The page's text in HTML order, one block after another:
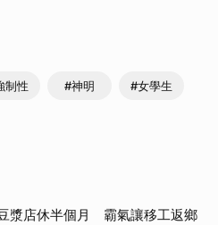
制性 #神明 #女學生
漿店休半個月 霸氣讓移工返鄉